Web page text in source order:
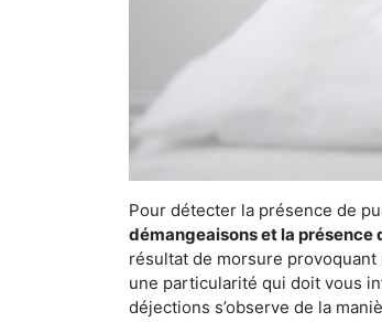
Pour détecter la présence de
démangeaisons et la présence
résultat de morsure
une particularité qui doit vous
déjections s’observe de la